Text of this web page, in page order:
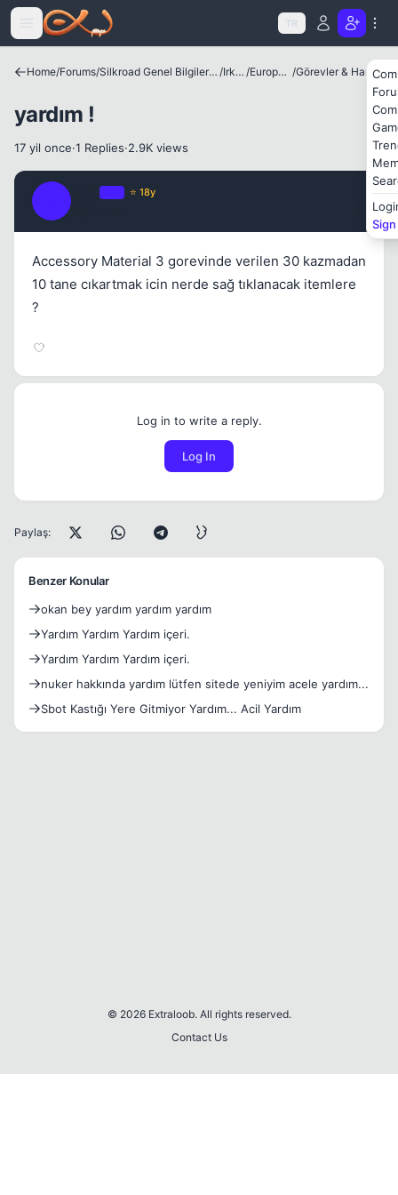
Icerige atla
TR
Home/Forums/ Silkroad Genel Bilgiler ve Update Bilgileri / Irklar / European / Görevler & Haritalar
yardım !
17 yil once·1 Replies·2.9K views
⭐ 18y
Accessory Material 3 gorevinde verilen 30 kazmadan
10 tane cıkartmak icin nerde sağ tıklanacak itemlere
?
Log in to write a reply.
Log In
Paylaş:
Benzer Konular
okan bey yardım yardım yardım
Yardım Yardım Yardım içeri.
Yardım Yardım Yardım içeri.
nuker hakkında yardım lütfen sitede yeniyim acele yardım...
Sbot Kastığı Yere Gitmiyor Yardım... Acil Yardım
© 2026 Extraloob. All rights reserved.
Contact Us